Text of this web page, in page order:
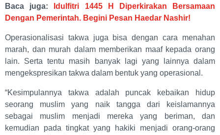
Baca juga:
Idulfitri 1445 H Diperkirakan Bersamaan
Dengan Pemerintah. Begini Pesan Haedar Nashir!
Operasionalisasi takwa juga bisa dengan cara menahan
marah, dan murah dalam memberikan maaf kepada orang
lain. Serta tentu masih banyak lagi yang lainnya dalam
mengekspresikan takwa dalam bentuk yang operasional.
“Kesimpulannya takwa adalah puncak kebaikan hidup
seorang muslim yang naik tangga dari keislamannya
sebagai muslim menjadi mereka yang beriman, dan
kemudian pada tingkat yang hakiki menjadi orang-orang